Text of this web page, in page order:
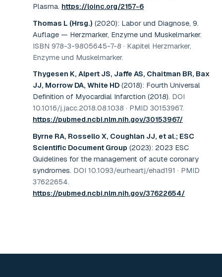
Plasma. https://loinc.org/2157-6
Thomas L (Hrsg.) (2020): Labor und Diagnose, 9.
Auflage — Herzmarker, Enzyme und Muskelmarker.
ISBN 978-3-9805645-7-8 · Kapitel Herzmarker,
Enzyme und Muskelmarker.
Thygesen K, Alpert JS, Jaffe AS, Chaitman BR, Bax
JJ, Morrow DA, White HD (2018): Fourth Universal
Definition of Myocardial Infarction (2018). DOI
10.1016/j.jacc.2018.08.1038 · PMID 30153967.
https://pubmed.ncbi.nlm.nih.gov/30153967/
Byrne RA, Rossello X, Coughlan JJ, et al.; ESC
Scientific Document Group (2023): 2023 ESC
Guidelines for the management of acute coronary
syndromes. DOI 10.1093/eurheartj/ehad191 · PMID
37622654.
https://pubmed.ncbi.nlm.nih.gov/37622654/